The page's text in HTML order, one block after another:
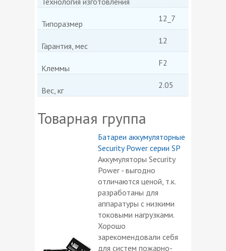
Типоразмер
12_7
Гарантия, мес
12
Клеммы
F2
Вес, кг
2.05
Товарная группа
Батареи аккумуляторные
Security Power серии SP
Аккумуляторы Security
Power - выгодно
отличаются ценой, т.к.
разработаны для
аппаратуры с низкими
токовыми нагрузками.
Хорошо
зарекомендовали себя
для систем пожарно-